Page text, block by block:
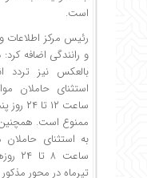
است.
رئیس مرکز اطلاعات
و رانندگی اضافه
بالعکس نیز تردد
استثنای حاملان
ممنوع است. همچنین
به استثنای
تیرماه در محور